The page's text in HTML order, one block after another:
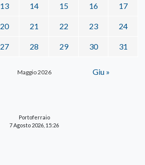
Maggio 2026
13 14 15 16 17
20 21 22 23 24
27 28 29 30 31
Giu »
Portoferraio
7 Agosto 2026, 15:26